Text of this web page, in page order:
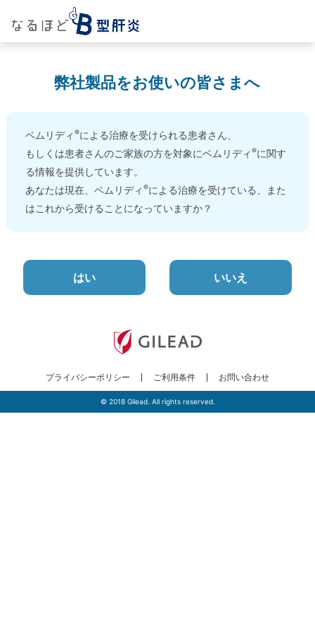
弊社製品をお使いの皆さまへ
ベムリディ ®による治療を受けられる患者さん、
もしくは患者さんのご家族の方を対象にベムリディ ®に関す
る情報を提供しています。
あなたは現在、ベムリディ ®による治療を受けている、
また
はこれから受けることになっていますか？
はい いいえ
プライバシーポリシー ご利用条件 お問い合わせ
© 2018 Gilead. All rights reserved.